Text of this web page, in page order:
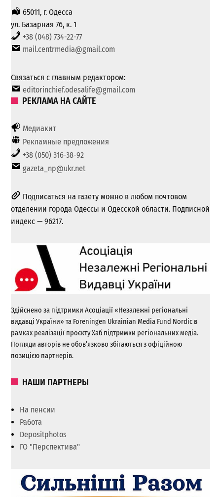
65011, г. Одесса
ул. Базарная 76, к. 1
+38 (048) 734-22-77
mail.centrmedia@gmail.com
Связаться с главным редактором:
editorinchief.odesalife@gmail.com
РЕКЛАМА НА САЙТЕ
Медиакит
Рекламные предложения
+38 (050) 316-38-92
gazeta_np@ukr.net
Подписаться на газету можно в любом почтовом
отделении города Одессы и Одесской области. Подписной
индекс — 96217.
Здійснено за підтримки Асоціації «Незалежні регіональні
видавці України» та Foreningen Ukrainian Media Fund Nordic в
рамках реалізації проєкту Хаб підтримки регіональних медіа.
Погляди авторів не обов’язково збігаються з офіційною
позицією партнерів.
НАШИ ПАРТНЕРЫ
На пенсии
Работа
Depositphotos
ГО "Перспектива"